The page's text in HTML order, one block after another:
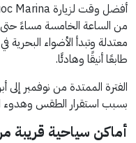
من الساعة الخامسة مساءً حتى
معتدلة وتبدأ الأضواء البحرية
طابعًا أنيقًا وهادئًا.
الفترة الممتدة من نوفمبر إلى
بسبب استقرار الطقس وهدوء
أماكن سياحية قريبة